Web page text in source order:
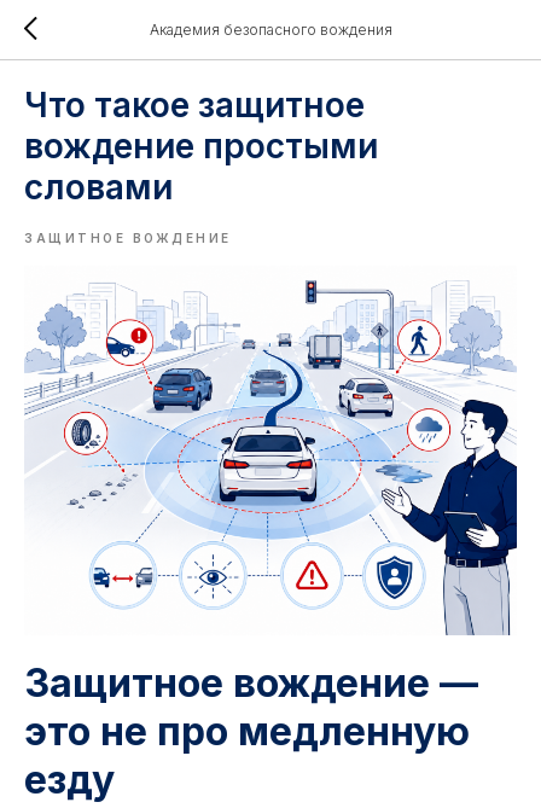
Академия безопасного вождения
Что такое защитное
вождение простыми
словами
ЗАЩИТНОЕ ВОЖДЕНИЕ
Защитное вождение —
это не про медленную
езду